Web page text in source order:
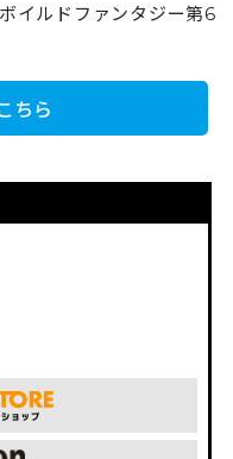
イルドファンタジー第6
ちら